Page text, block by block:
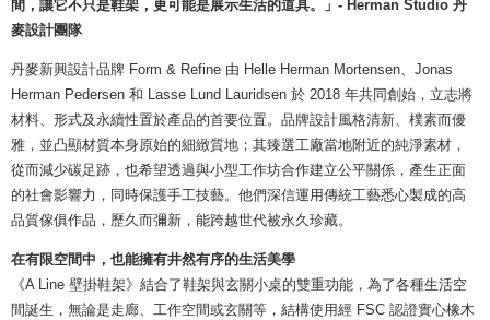
間，讓它不只是鞋架，更可能是展示生活的道具。」- Herman Studio 丹
麥設計團隊
丹麥新興設計品牌 Form & Refine 由 Helle Herman Mortensen、Jonas
Herman Pedersen 和 Lasse Lund Lauridsen 於 2018 年共同創始，立志將
材料、形式及永續性置於產品的首要位置。品牌設計風格清新、樸素而優
雅，並凸顯材質本身原始的細緻質地；其臻選工廠當地附近的純淨素材，
從而減少碳足跡，也希望透過與小型工作坊合作建立公平關係，產生正面
的社會影響力，同時保護手工技藝。他們深信運用傳統工藝悉心製成的高
品質傢俱作品，歷久而彌新，能跨越世代被永久珍藏。
在有限空間中，也能擁有井然有序的生活美學
《A Line 壁掛鞋架》結合了鞋架與玄關小桌的雙重功能，為了各種生活空
間誕生，無論是走廊、工作空間或玄關等，結構使用經 FSC 認證實心橡木